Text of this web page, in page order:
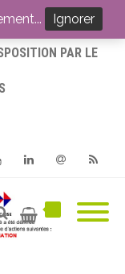
PAR LE
Ignorer